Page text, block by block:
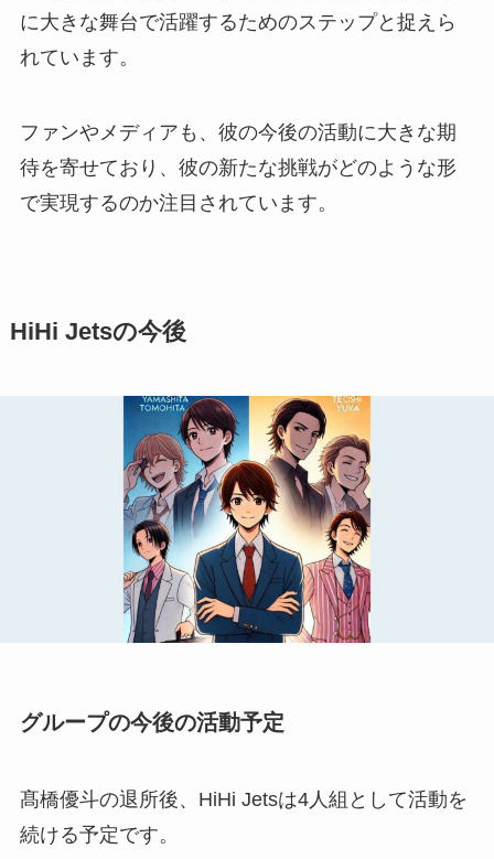
に大きな舞台で活躍するためのステップと捉えら
れています。
ファンやメディアも、彼の今後の活動に大きな期
待を寄せており、彼の新たな挑戦がどのような形
で実現するのか注目されています。
HiHi Jetsの今後
グループの今後の活動予定
髙橋優斗の退所後、HiHi Jetsは4人組として活動を
続ける予定です。